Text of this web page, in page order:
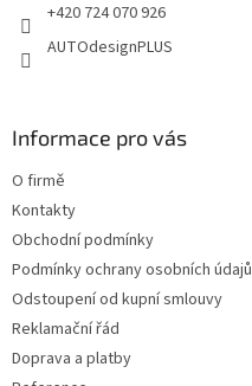
+420 724 070 926
AUTOdesignPLUS
Informace pro vás
O firmě
Kontakty
Obchodní podmínky
Podmínky ochrany osobních údajů
Odstoupení od kupní smlouvy
Reklamační řád
Doprava a platby